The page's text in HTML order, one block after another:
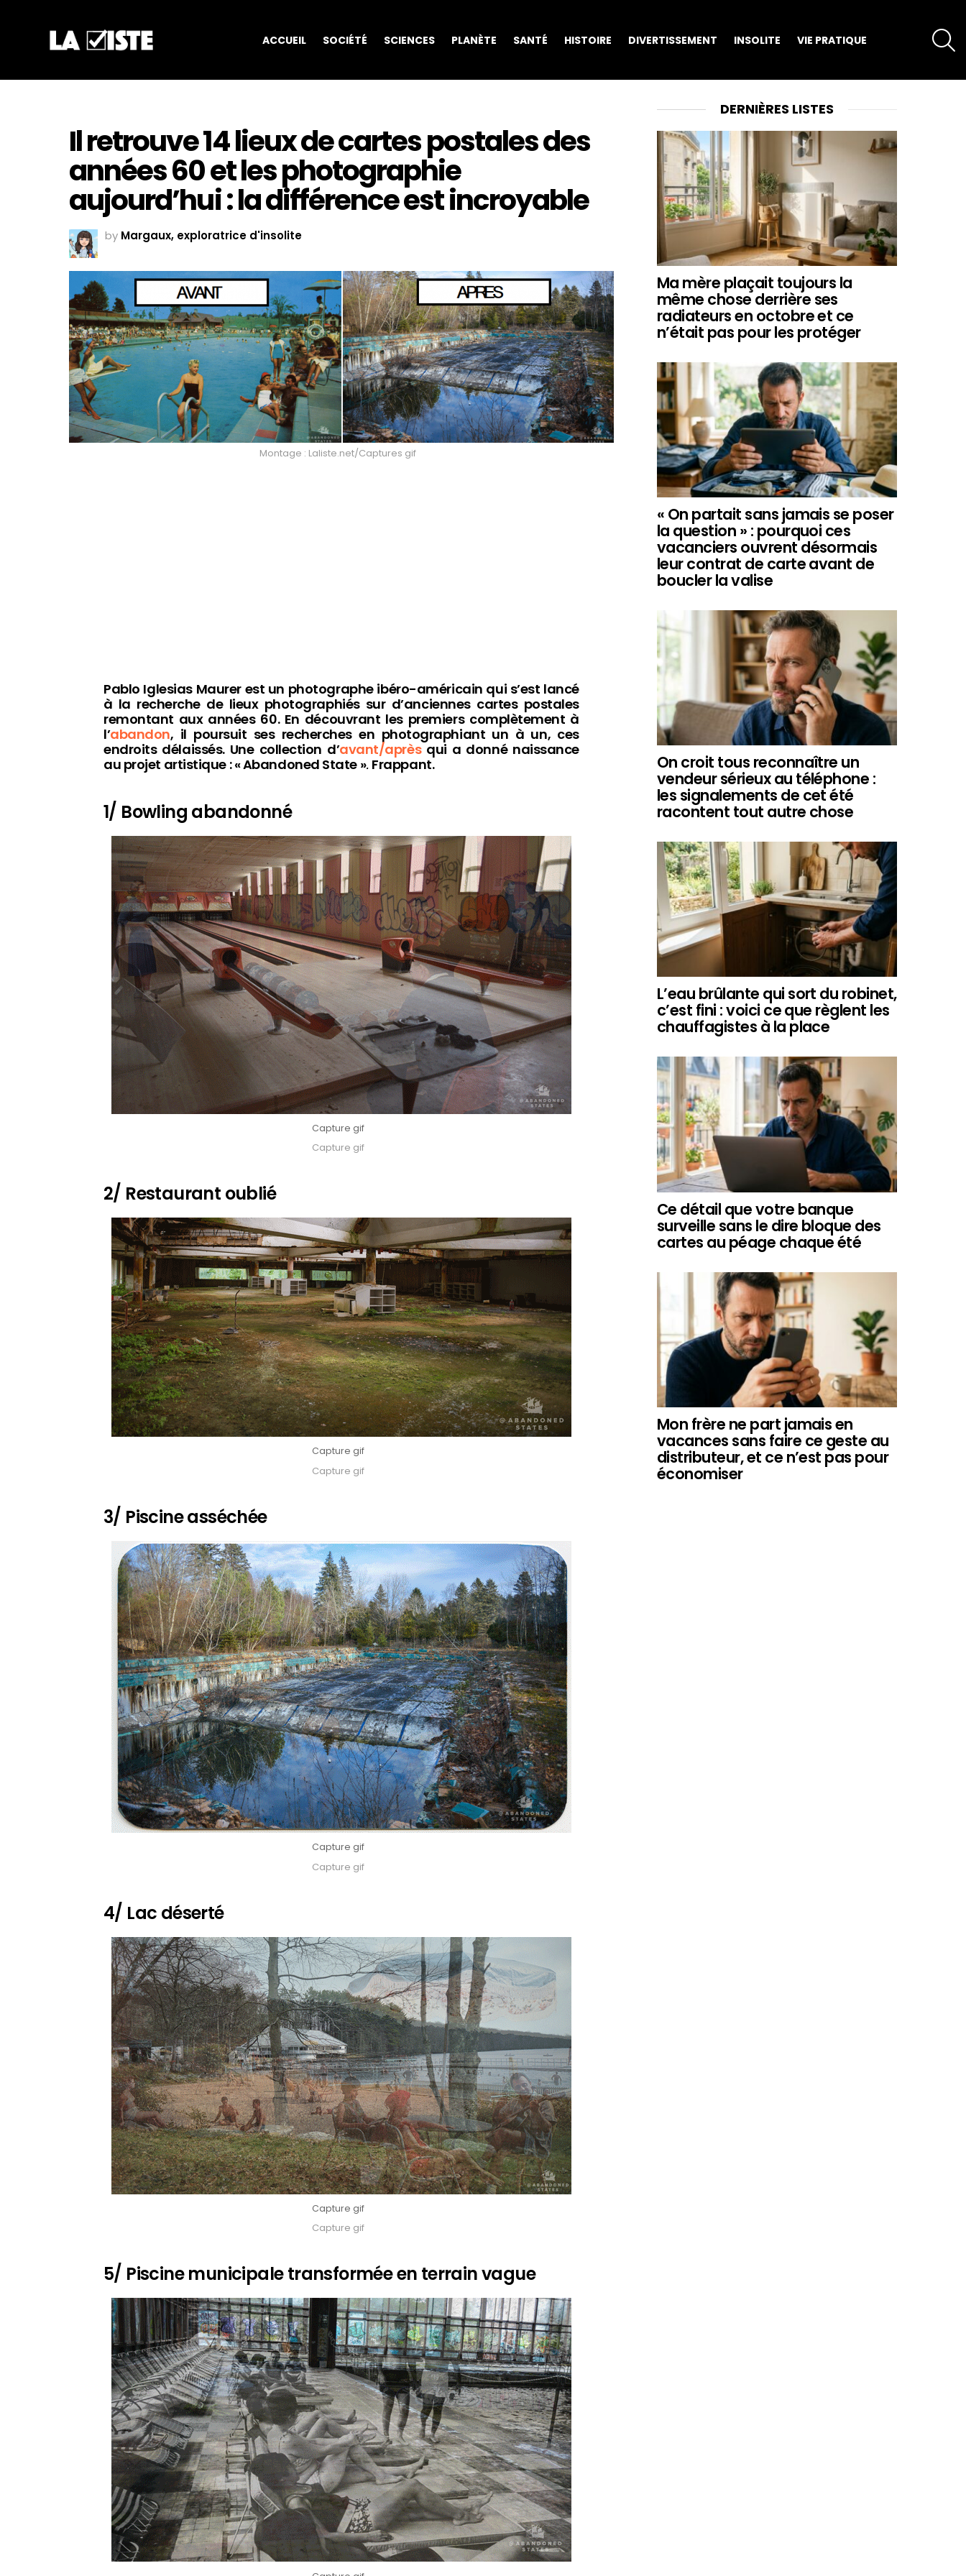
ACCUEIL SOCIÉTÉ SCIENCES PLANÈTE SANTÉ HISTOIRE DIVERTISSEMENT INSOLITE VIE PRATIQUE
Il retrouve 14 lieux de cartes postales des
années 60 et les photographie
aujourd’hui : la différence est incroyable
by Margaux, exploratrice d'insolite
Montage : Laliste.net/Captures gif
Pablo Iglesias Maurer est un photographe ibéro-américain qui s’est lancé
à la recherche de lieux photographiés sur d’anciennes cartes postales
remontant aux années 60. En découvrant les premiers complètement à
l’abandon, il poursuit ses recherches en photographiant un à un, ces
endroits délaissés. Une collection d’avant/aprèsqui a donné naissance
au projet artistique : « Abandoned State ». Frappant.
1/ Bowling abandonné
Capture gif
Capture gif
2/ Restaurant oublié
Capture gif
Capture gif
3/ Piscine asséchée
Capture gif
Capture gif
4/ Lac déserté
Capture gif
Capture gif
5/ Piscine municipale transformée en terrain vague
DERNIÈRES LISTES
Ma mère plaçait toujours la
même chose derrière ses
radiateurs en octobre et ce
n’était pas pour les protéger
« On partait sans jamais se poser
la question » : pourquoi ces
vacanciers ouvrent désormais
leur contrat de carte avant de
boucler la valise
On croit tous reconnaître un
vendeur sérieux au téléphone :
les signalements de cet été
racontent tout autre chose
L’eau brûlante qui sort du robinet,
c’est fini : voici ce que règlent les
chauffagistes à la place
Ce détail que votre banque
surveille sans le dire bloque des
cartes au péage chaque été
Mon frère ne part jamais en
vacances sans faire ce geste au
distributeur, et ce n’est pas pour
économiser